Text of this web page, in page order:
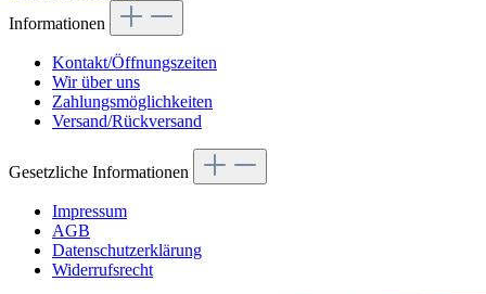
Informationen
Kontakt/Öffnungszeiten
Wir über uns
Zahlungsmöglichkeiten
Versand/Rückversand
Gesetzliche Informationen
Impressum
AGB
Datenschutzerklärung
Widerrufsrecht